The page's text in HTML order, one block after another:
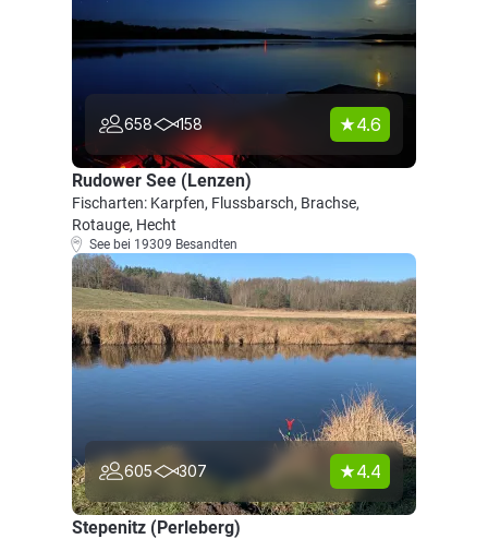
658 158 4.6
Rudower See (Lenzen)
Fischarten: Karpfen, Flussbarsch, Brachse,
Rotauge, Hecht
See bei 19309 Besandten
605 307 4.4
Stepenitz (Perleberg)